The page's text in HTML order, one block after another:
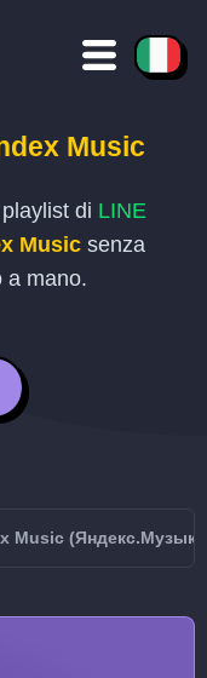
Music
di LINE
Musicsenza
a mano.
Music